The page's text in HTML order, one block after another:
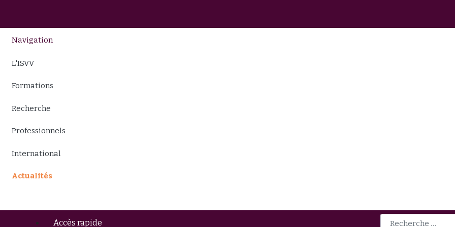
Navigation
L'ISVV
Formations
Recherche
Professionnels
International
Actualités
Accès rapide